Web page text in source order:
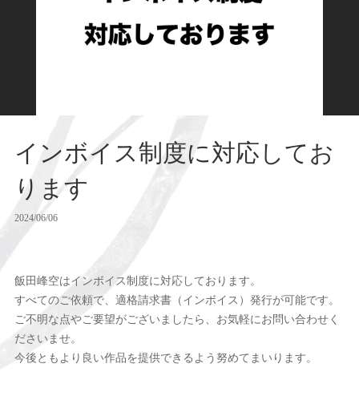
インボイス制度に対応してお
ります
2024/06/06
飯田峰空はインボイス制度に対応しております。
すべてのご依頼で、適格請求書（インボイス）発行が可能です。
ご不明な点やご要望がございましたら、お気軽にお問い合わせく
ださいませ。
今後ともより良い作品を提供できるよう努めてまいります。